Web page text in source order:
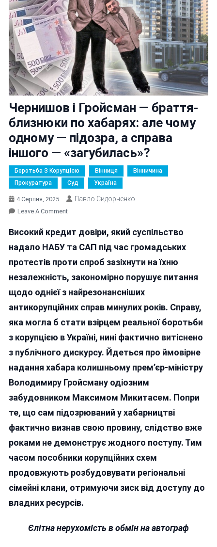
Чернишов і Гройсман — браття-
близнюки по хабарях: але чому
одному — підозра, а справа
іншого — «загубилась»?
Боротьба З Корупцією Вінниця
Вінничина
Прокуратура
Суд Україна
4 Серпня, 2025 Павло Сидорченко
Leave A CommentOn
І
Гройсман
Браття-
Близнюки
По
Але
Чому
Одному
Підозра,
А
Справа
Іншого
—
«загубилась»?
Високий кредит довіри, який суспільство
надало НАБУ та САП під час громадських
протестів проти спроб зазіхнути на їхню
незалежність, закономірно порушує питання
щодо однієї з найрезонансніших
антикорупційних справ минулих років. Справу,
яка могла б стати взірцем реальної боротьби
з корупцією в Україні, нині фактично витіснено
з публічного дискурсу. Йдеться про ймовірне
надання хабара колишньому прем’єр-міністру
Володимиру Гройсману одіозним
забудовником Максимом Микитасем. Попри
те, що сам підозрюваний у хабарництві
фактично визнав свою провину, слідство вже
роками не демонструє жодного поступу. Тим
часом пособники корупційних схем
продовжують розбудовувати регіональні
сімейні клани, отримуючи зиск від доступу до
владних ресурсів.
Єлітна нерухомість в обмін на автограф